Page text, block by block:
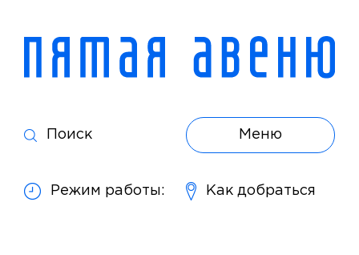
Поиск
Режим работы: Как добраться
Меню